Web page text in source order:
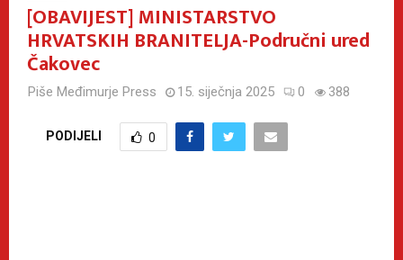
[OBAVIJEST] MINISTARSTVO
HRVATSKIH BRANITELJA-Područni ured
Čakovec
Piše Međimurje Press 15. siječnja 2025 0 388
PODIJELI 0